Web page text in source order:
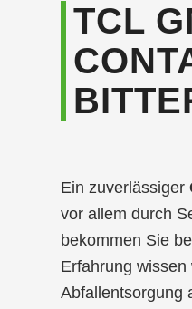
TCL
Ein zuverlässiger
vor allem durch
bekommen Sie
Erfahrung
Abfallentsorgung